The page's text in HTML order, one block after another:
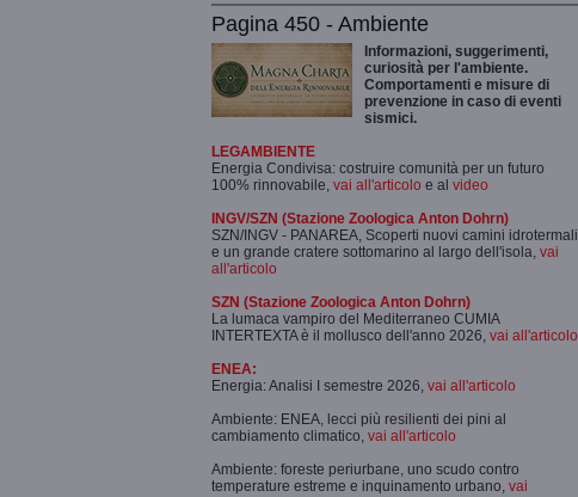
Pagina 450 - Ambiente
Informazioni, suggerimenti,
curiosità per l'ambiente.
Comportamenti e misure di
prevenzione in caso di eventi
sismici.
LEGAMBIENTE
Energia Condivisa: costruire comunità per un futuro
100% rinnovabile, vai all'articolo e al video
INGV/SZN (Stazione Zoologica Anton Dohrn)
SZN/INGV - PANAREA, Scoperti nuovi camini idrotermali
e un grande cratere sottomarino al largo dell'isola, vai
all'articolo
SZN (Stazione Zoologica Anton Dohrn)
La lumaca vampiro del Mediterraneo CUMIA
INTERTEXTA è il mollusco dell'anno 2026, vai all'articolo
ENEA:
Energia: Analisi I semestre 2026, vai all'articolo
Ambiente: ENEA, lecci più resilienti dei pini al
cambiamento climatico, vai all'articolo
Ambiente: foreste periurbane, uno scudo contro
temperature estreme e inquinamento urbano, vai